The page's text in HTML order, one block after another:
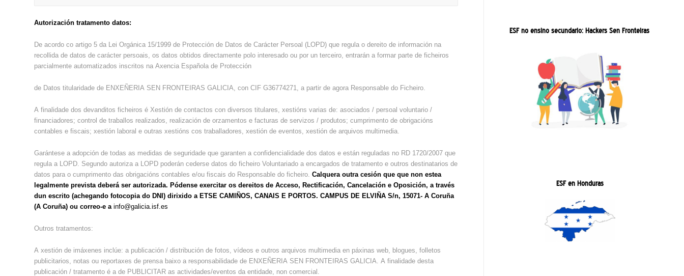
Autorización tratamento datos:
De acordo co artigo 5 da Lei Orgánica 15/1999 de Protección de Datos de Carácter Persoal (LOPD) que regula o dereito de información na
recollida de datos de carácter persoais, os datos obtidos directamente polo interesado ou por un terceiro, entrarán a formar parte de ficheiros
parcialmente automatizados inscritos na Axencia Española de Protección
de Datos titularidade de ENXEÑERIA SEN FRONTEIRAS GALICIA, con CIF G36774271, a partir de agora Responsable do Ficheiro.
A finalidade dos devanditos ficheiros é Xestión de contactos con diversos titulares, xestións varias de: asociados / persoal voluntario /
financiadores; control de traballos realizados, realización de orzamentos e facturas de servizos / produtos; cumprimento de obrigacións
contables e fiscais; xestión laboral e outras xestións cos traballadores, xestión de eventos, xestión de arquivos multimedia.
Garántese a adopción de todas as medidas de seguridade que garanten a confidencialidade dos datos e están reguladas no RD 1720/2007 que
regula a LOPD. Segundo autoriza a LOPD poderán cederse datos do ficheiro Voluntariado a encargados de tratamento e outros destinatarios de
datos para o cumprimento das obrigacións contables e/ou fiscais do Responsable do ficheiro. Calquera outra cesión que que non estea
legalmente prevista deberá ser autorizada. Pódense exercitar os dereitos de Acceso, Rectificación, Cancelación e Oposición, a través
dun escrito (achegando fotocopia do DNI) dirixido a ETSE CAMIÑOS, CANAIS E PORTOS. CAMPUS DE ELVIÑA S/n, 15071- A Coruña
(A Coruña) ou correo-e a info@galicia.isf.es
Outros tratamentos:
A xestión de imáxenes inclúe: a publicación / distribución de fotos, vídeos e outros arquivos multimedia en páxinas web, blogues, folletos
publicitarios, notas ou reportaxes de prensa baixo a responsabilidade de ENXEÑERIA SEN FRONTEIRAS GALICIA. A finalidade desta
publicación / tratamento é a de PUBLICITAR as actividades/eventos da entidade, non comercial.
ESF no ensino secundario: Hackers Sen Fronteiras
ESF en Honduras